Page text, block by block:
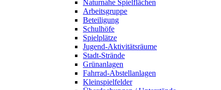
Naturnahe Spielflächen
Arbeitsgruppe
Beteiligung
Schulhöfe
Spielplätze
Jugend-Aktivitätsräume
Stadt-Strände
Grünanlagen
Fahrrad-Abstellanlagen
Kleinspielfelder